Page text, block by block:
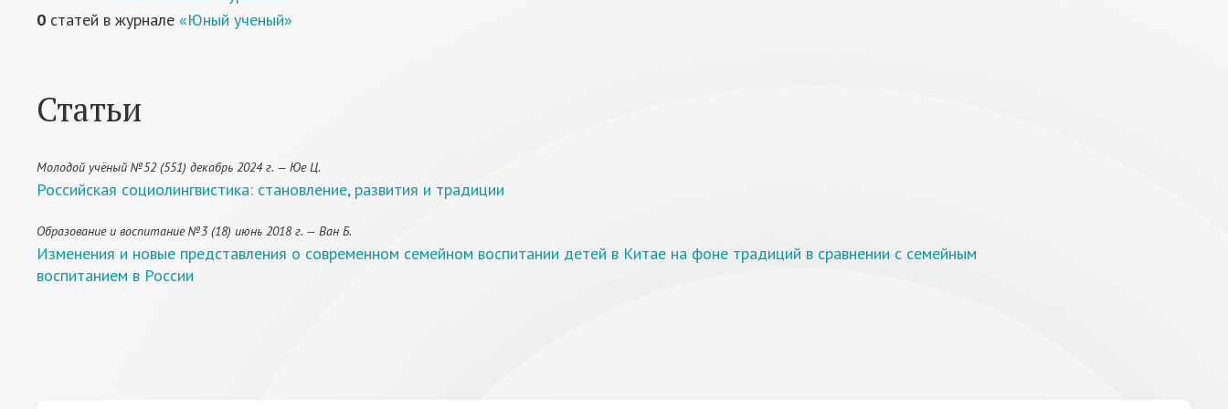
0 статей в журнале «Юный ученый»
Статьи
Молодой учёный №52 (551) декабрь 2024 г. — Юе Ц.
Российская социолингвистика: становление, развития и традиции
Образование и воспитание №3 (18) июнь 2018 г. — Ван Б.
Изменения и новые представления о современном семейном воспитании детей в Китае на фоне традиций в сравнении с семейным
воспитанием в России